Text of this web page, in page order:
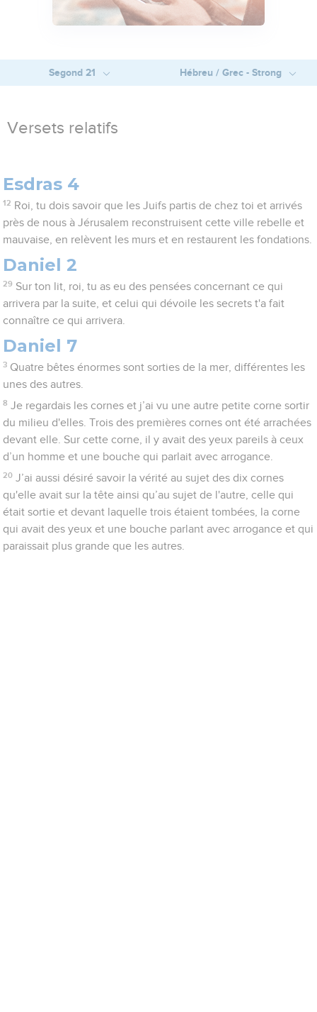
Segond 21 Hébreu / Grec - Strong
Versets relatifs
Esdras 4
12 Roi, tu dois savoir que les Juifs partis de chez toi et arrivés
près de nous à Jérusalem reconstruisent cette ville rebelle et
mauvaise, en relèvent les murs et en restaurent les fondations.
Daniel 2
29 Sur ton lit, roi, tu as eu des pensées concernant ce qui
arrivera par la suite, et celui qui dévoile les secrets t'a fait
connaître ce qui arrivera.
Daniel 7
3 Quatre bêtes énormes sont sorties de la mer, différentes les
unes des autres.
8 Je regardais les cornes et j’ai vu une autre petite corne sortir
du milieu d'elles. Trois des premières cornes ont été arrachées
devant elle. Sur cette corne, il y avait des yeux pareils à ceux
d’un homme et une bouche qui parlait avec arrogance.
20 J’ai aussi désiré savoir la vérité au sujet des dix cornes
qu'elle avait sur la tête ainsi qu’au sujet de l'autre, celle qui
était sortie et devant laquelle trois étaient tombées, la corne
qui avait des yeux et une bouche parlant avec arrogance et qui
paraissait plus grande que les autres.